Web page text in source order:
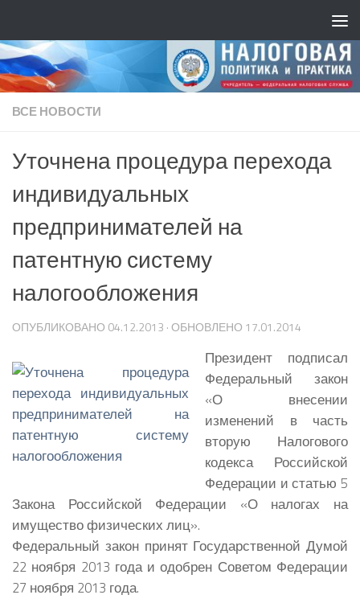
ВСЕ НОВОСТИ
Уточнена процедура перехода
индивидуальных
предпринимателей на
патентную систему
налогообложения
ОПУБЛИКОВАНО 04.12.2013 · ОБНОВЛЕНО 17.01.2014
Президент подписал
Федеральный закон
«О внесении
изменений в часть
вторую Налогового
кодекса Российской
Федерации и статью 5
Закона Российской Федерации «О налогах на
имущество физических лиц».
Федеральный закон принят Государственной Думой
22 ноября 2013 года и одобрен Советом Федерации
27 ноября 2013 года.